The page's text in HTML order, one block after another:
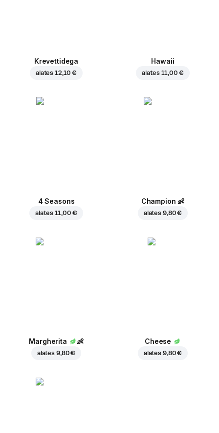
Krevettidega
alates 12,10 €
Hawaii
alates 11,00 €
4 Seasons
alates 11,00 €
Champion 👶
alates 9,80 €
Margherita 👶
alates 9,80 €
Cheese
alates 9,80 €